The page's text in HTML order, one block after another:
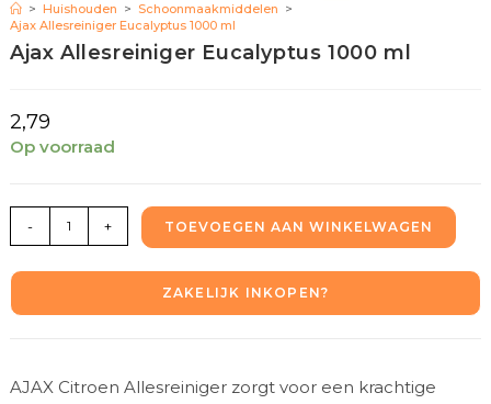
> Huishouden > Schoonmaakmiddelen >
Ajax Allesreiniger Eucalyptus 1000 ml
Ajax Allesreiniger Eucalyptus 1000 ml
2,79
Op voorraad
- + TOEVOEGEN AAN WINKELWAGEN
ZAKELIJK INKOPEN?
AJAX Citroen Allesreiniger zorgt voor een krachtige